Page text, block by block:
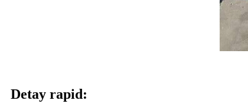
Detay rapid: